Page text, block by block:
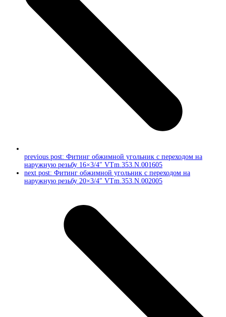
previous post: Фитинг обжимной угольник с переходом на
наружную резьбу 16×3/4″ VTm.353.N.001605
next post: Фитинг обжимной угольник с переходом на
наружную резьбу 20×3/4″ VTm.353.N.002005